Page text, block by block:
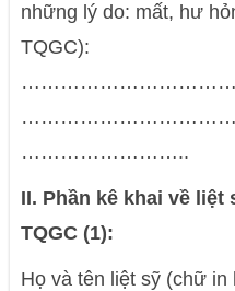
những lý do: mất, hư
TQGC):
……………………..
II. Phần kê khai về liệt
TQGC (1):
Họ và tên liệt sỹ (chữ in